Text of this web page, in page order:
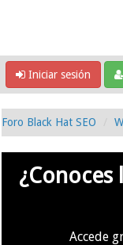
Iniciar sesión
Foro Black Hat SEO
Accede